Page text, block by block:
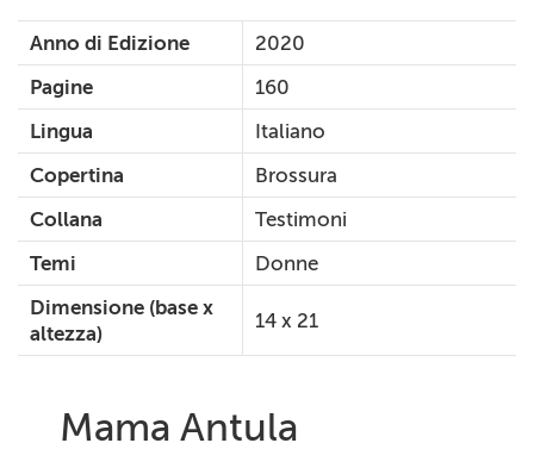
Anno di Edizione
2020
Pagine
160
Lingua
Italiano
Copertina
Brossura
Collana
Testimoni
Temi
Donne
Dimensione (base x
altezza)
14 x 21
Mama Antula